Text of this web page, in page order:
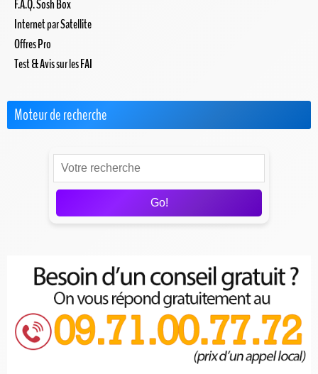
F.A.Q. Sosh Box
Internet par Satellite
Offres Pro
Test & Avis sur les FAI
Moteur de recherche
Go!